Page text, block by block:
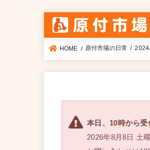
HOME 原付市場の日常
本日、10時から受
2026年8月8日 土